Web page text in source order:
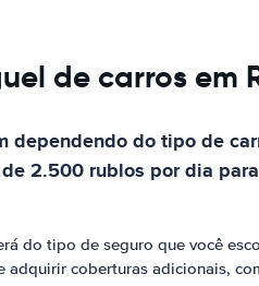
de carros em
dependendo do tipo de
2.500 rublos por dia
do tipo de seguro que você
coberturas adicionais,